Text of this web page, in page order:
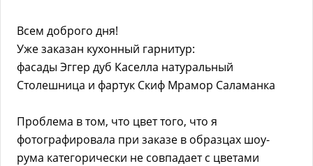
Всем доброго дня!
Уже заказан кухонный гарнитур:
фасады Эггер дуб Каселла натуральный
Столешница и фартук Скиф Мрамор Саламанка
Проблема в том, что цвет того, что я
фотографировала при заказе в образцах шоу-
рума категорически не совпадает с цветами